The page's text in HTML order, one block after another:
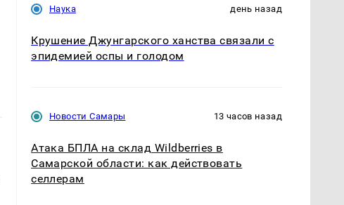
Наука день назад
Крушение Джунгарского ханства связали с
эпидемией оспы и голодом
Новости Самары 13 часов назад
Атака БПЛА на склад Wildberries в
Самарской области: как действовать
селлерам